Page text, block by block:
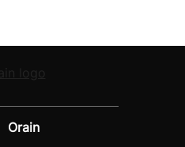
Orain